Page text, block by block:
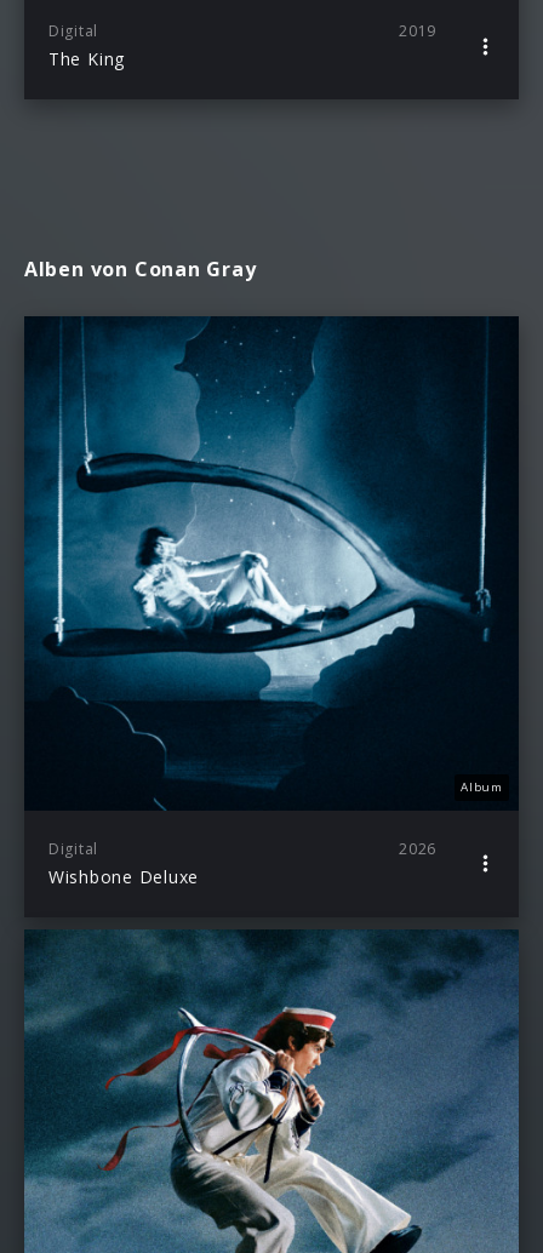
Digital 2019
The King
Alben von Conan Gray
Album
Digital 2026
Wishbone Deluxe